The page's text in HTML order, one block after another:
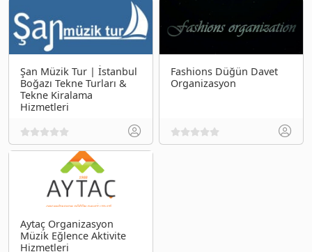
Şan Müzik Tur | İstanbul
Boğazı Tekne Turları &
Tekne Kiralama
Hizmetleri
Fashions Düğün Davet
Organizasyon
Aytaç Organizasyon
Müzik Eğlence Aktivite
Hizmetleri